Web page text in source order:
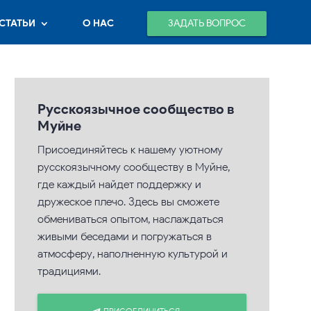
О НАС ЗАДАТЬ ВОПРОС
Русскоязычное сообщество в
Муйне
Присоединяйтесь к нашему уютному
русскоязычному сообществу в Муйне,
где каждый найдет поддержку и
дружеское плечо. Здесь вы сможете
обмениваться опытом, наслаждаться
живыми беседами и погружаться в
атмосферу, наполненную культурой и
традициями.